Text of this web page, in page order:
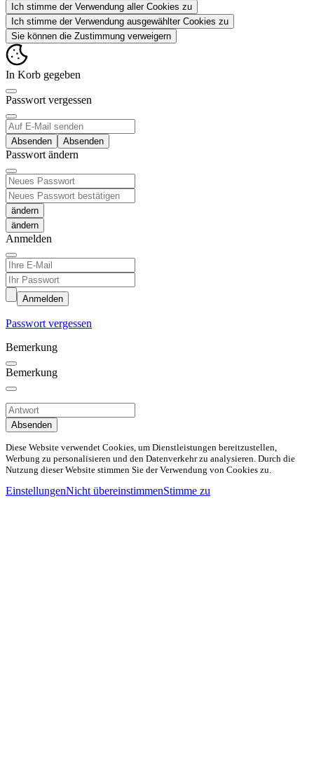
Ich stimme der Verwendung aller Cookies zu
Ich stimme der Verwendung ausgewählter Cookies zu
Sie können die Zustimmung verweigern
In Korb gegeben
Passwort vergessen
Absenden
Passwort ändern
ändern
Anmelden
Anmelden
Passwort vergessen
Bemerkung
Bemerkung
Absenden
Diese Website verwendet Cookies, um Dienstleistungen bereitzustellen,
Werbung zu personalisieren und den Datenverkehr zu analysieren. Durch die
Nutzung dieser Website stimmen Sie der Verwendung von Cookies zu.
EinstellungenNicht übereinstimmenStimme zu